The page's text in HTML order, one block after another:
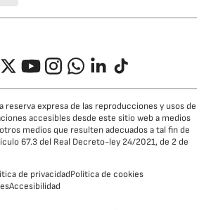
TwitterYouTubeInstagramWhatsappLinkedIn
TikTok
reserva expresa de las reproducciones y usos de
accesibles desde este sitio web a medios
medios que resulten adecuados a tal fin de
67.3 del Real Decreto-ley 24/2021, de 2 de
de privacidadPolítica de cookies
Accesibilidad